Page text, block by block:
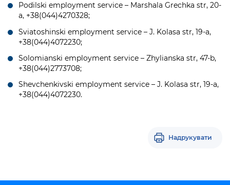
Podilski employment service – Marshala Grechka str, 20-
a, +38(044)4270328;
Sviatoshinski employment service – J. Kolasa str, 19-a,
+38(044)4072230;
Solomianski employment service – Zhylianska str, 47-b,
+38(044)2773708;
Shevchenkivski employment service – J. Kolasa str, 19-a,
+38(044)4072230.
Надрукувати